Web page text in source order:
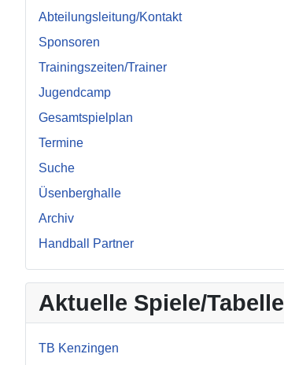
Abteilungsleitung/Kontakt
Sponsoren
Trainingszeiten/Trainer
Jugendcamp
Gesamtspielplan
Termine
Suche
Üsenberghalle
Archiv
Handball Partner
Aktuelle Spiele/Tabelle
TB Kenzingen